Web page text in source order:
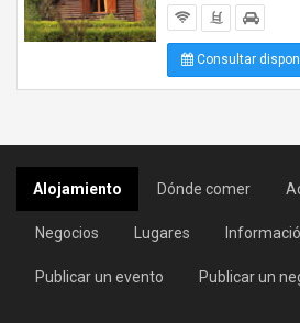
Consultar
Alojamiento Dónde comer
Negocios Lugares
Publicar un evento Publicar un